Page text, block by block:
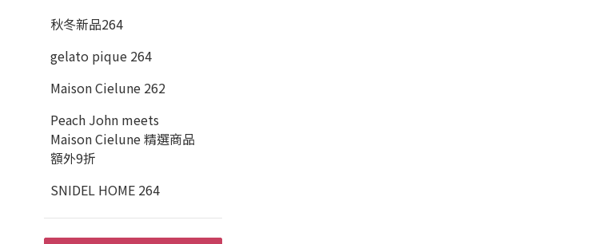
秋冬新品264
gelato pique 264
Maison Cielune 262
Peach John meets
Maison Cielune 精選商品
額外9折
SNIDEL HOME 264